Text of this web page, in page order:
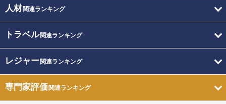
人材関連ランキング
トラベル関連ランキング
レジャー関連ランキング
専門家評価関連ランキング